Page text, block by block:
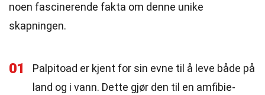
noen fascinerende fakta om denne unike
skapningen.
01
Palpitoad er kjent for sin evne til å leve både på
land og i vann. Dette gjør den til en amfibie-